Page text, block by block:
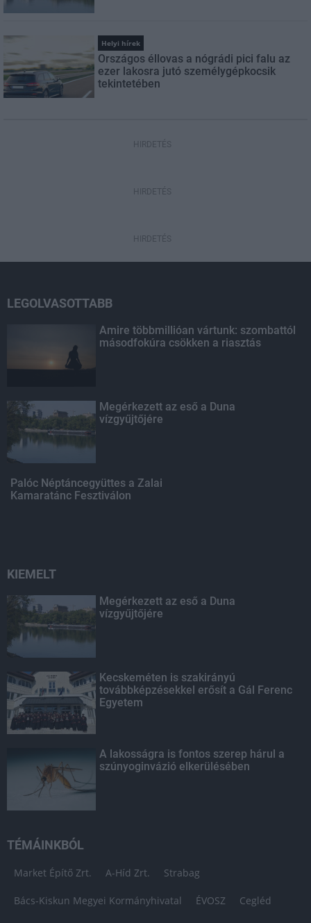
Helyi hírek
Országos éllovas a nógrádi pici falu az
ezer lakosra jutó személygépkocsik
tekintetében
HIRDETÉS
HIRDETÉS
HIRDETÉS
LEGOLVASOTTABB
Amire többmillióan vártunk: szombattól
másodfokúra csökken a riasztás
Megérkezett az eső a Duna
vízgyűjtőjére
Palóc Néptáncegyüttes a Zalai
Kamaratánc Fesztiválon
KIEMELT
Megérkezett az eső a Duna
vízgyűjtőjére
Kecskeméten is szakirányú
továbbképzésekkel erősít a Gál Ferenc
Egyetem
A lakosságra is fontos szerep hárul a
szúnyoginvázió elkerülésében
TÉMÁINKBÓL
Market Építő Zrt. A-Híd Zrt. Strabag
Bács-Kiskun Megyei Kormányhivatal ÉVOSZ Cegléd